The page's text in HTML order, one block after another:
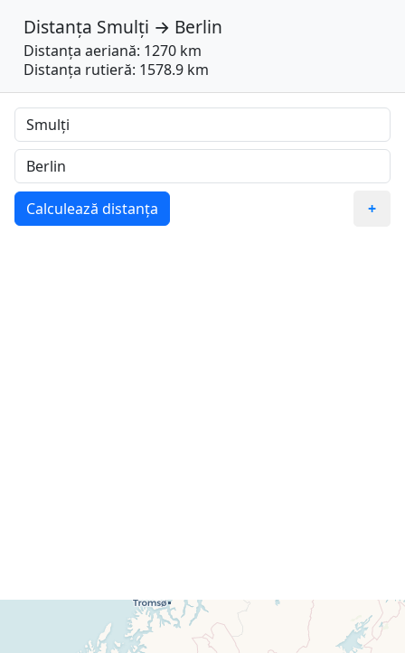
Distanța Smulți → Berlin
Distanța aeriană: 1270 km
Distanța rutieră: 1578.9 km
Calculează distanța +